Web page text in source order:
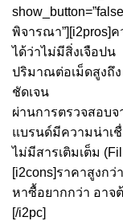
พิจารณา”][i2pros]
ได้ว่าไม่มีสิ่งเจือปน
ปริมาณต่อเม็ดสูงถึ
ชัดเจน
ผ่านการตรวจสอบจ
แบรนด์มีความน่าเ
ไม่มีสารเติมเต็ม
[i2cons]ราคาสูงก
หาซื้อยากกว่า อาจ
[/i2pc]